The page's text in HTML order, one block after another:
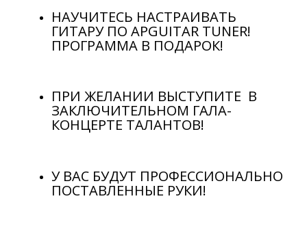
НАУЧИТЕСЬ НАСТРАИВАТЬ
ГИТАРУ ПО APGUITAR TUNER!
ПРОГРАММА В ПОДАРОК!
ПРИ ЖЕЛАНИИ ВЫСТУПИТЕ В
ЗАКЛЮЧИТЕЛЬНОМ ГАЛА-
КОНЦЕРТЕ ТАЛАНТОВ!
У ВАС БУДУТ ПРОФЕССИОНАЛЬНО
ПОСТАВЛЕННЫЕ РУКИ!